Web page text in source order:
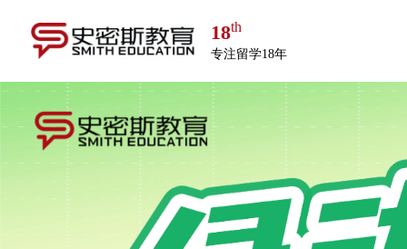
18th
专注留学18年